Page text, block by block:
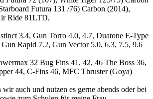
Futura 131 /76) Carbon (2014),
Ride 81LTD,
3.4, Gun Torro 4.0, 4.7, Duatone E-Type
Gun Rapid 7.2, Gun Vector 5.0, 6.3, 7.5, 9.6
32 Bug Fins 41, 42, 46 The Boss 36,
44, C-Fins 46, MFC Thruster (Goya)
wir auch und nutzen es gerne abends oder bei